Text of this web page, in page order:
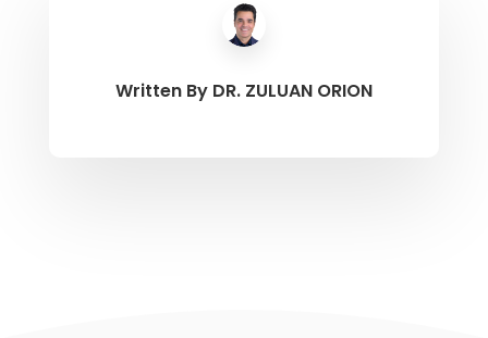
Written By DR. ZULUAN ORION